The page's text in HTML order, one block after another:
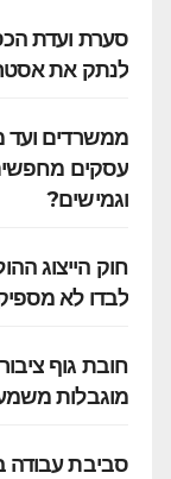
סערת ועדת
לנתק את
ממשרדים ועד
עסקים מחפשים
וגמישים?
חוק הייצוג
לבדו לא
מוגבלות
סביבת עבודה